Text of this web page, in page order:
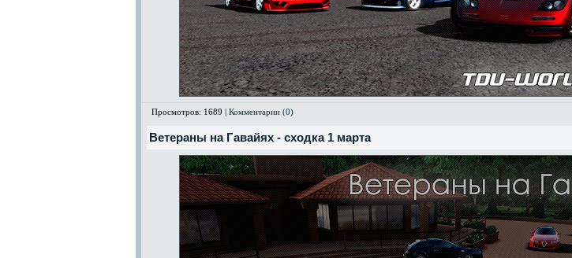
Просмотров: 1689 | Комментарии (0)
Ветераны на Гавайях - сходка 1 марта